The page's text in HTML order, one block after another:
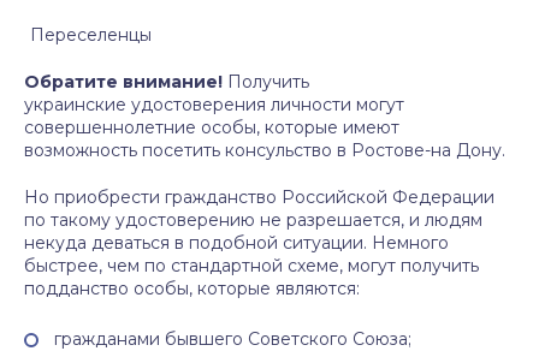
Переселенцы
Обратите внимание! Получить
украинские удостоверения личности могут
совершеннолетние особы, которые имеют
возможность посетить консульство в Ростове-на Дону.
Но приобрести гражданство Российской Федерации
по такому удостоверению не разрешается, и людям
некуда деваться в подобной ситуации. Немного
быстрее, чем по стандартной схеме, могут получить
подданство особы, которые являются:
гражданами бывшего Советского Союза;